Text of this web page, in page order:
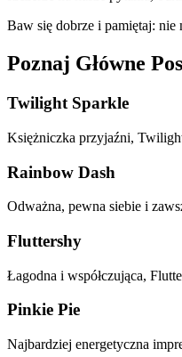
Baw się dobrze i pamiętaj:
Poznaj Główne
Twilight Sparkle
Księżniczka przyjaźni,
Rainbow Dash
Odważna, pewna siebie i
Fluttershy
Łagodna i współczująca,
Pinkie Pie
Najbardziej energetyczna